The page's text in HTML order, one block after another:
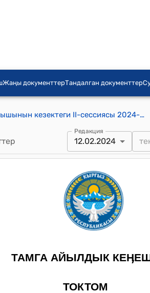
Жаңы документтерТандалган документтер
Тамга айылдык кенешинин XXVIII чакырылышынын кезектеги II-сессиясы 2024-жылдын 12-февралындагы № 9 "«Кумтөр Голд Компани» жабык акционердик коомунан бѳлүнѳ турган акча каражаты жѳнүндѳ" токтому
Редакция
12.02.2024